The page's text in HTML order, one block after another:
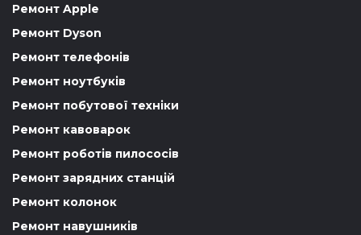
Ремонт Apple
Ремонт Dyson
Ремонт телефонів
Ремонт ноутбуків
Ремонт побутової техніки
Ремонт кавоварок
Ремонт роботів пилососів
Ремонт зарядних станцій
Ремонт колонок
Ремонт навушників